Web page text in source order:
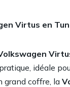
Virtus en
Virtu
idéale
grand coffre, la